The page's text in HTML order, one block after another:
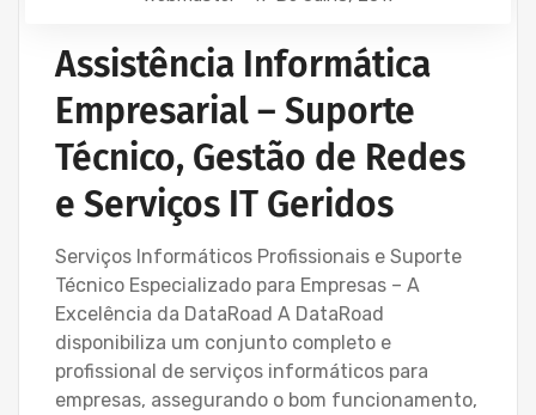
Assistência Informática
Empresarial – Suporte
Técnico, Gestão de Redes
e Serviços IT Geridos
Serviços Informáticos Profissionais e Suporte
Técnico Especializado para Empresas – A
Excelência da DataRoad A DataRoad
disponibiliza um conjunto completo e
profissional de serviços informáticos para
empresas, assegurando o bom funcionamento,